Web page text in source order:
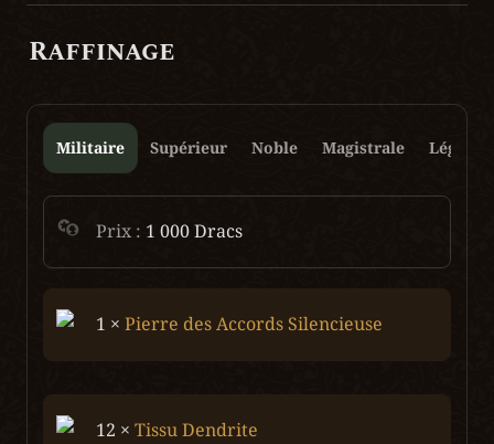
Raffinage
Militaire Supérieur Noble Magistrale
Prix : 1 000 Dracs
1 × Pierre des Accords Silencieuse
12 × Tissu Dendrite